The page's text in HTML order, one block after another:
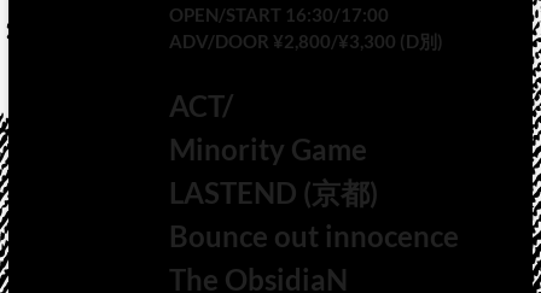
OPEN/START 16:30/17:00
ADV/DOOR ¥2,800/¥3,300 (D別)
ACT/
Minority Game
LASTEND (京都)
Bounce out innocence
The ObsidiaN